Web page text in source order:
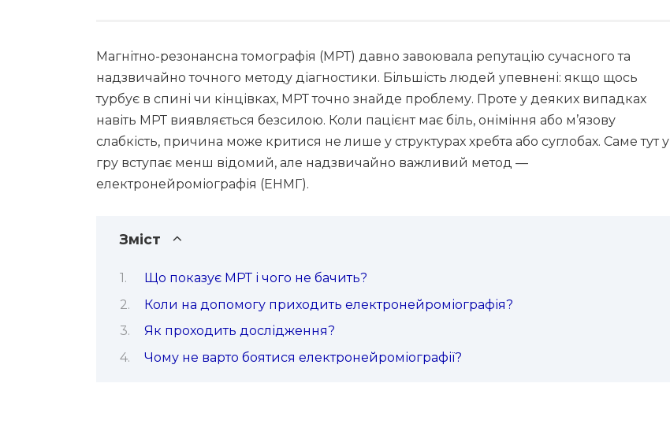
Магнітно-резонансна томографія (МРТ) давно завоювала репутацію сучасного та
надзвичайно точного методу діагностики. Більшість людей упевнені: якщо щось
турбує в спині чи кінцівках, МРТ точно знайде проблему. Проте у деяких випадках
навіть МРТ виявляється безсилою. Коли пацієнт має біль, оніміння або м’язову
слабкість, причина може критися не лише у структурах хребта або суглобах. Саме тут у
гру вступає менш відомий, але надзвичайно важливий метод —
електронейроміографія (ЕНМГ).
Зміст
Що показує МРТ і чого не бачить?
Коли на допомогу приходить електронейроміографія?
Як проходить дослідження?
Чому не варто боятися електронейроміографії?